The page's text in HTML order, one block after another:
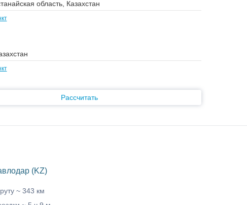
Рассчитать
(KZ)
~ 343 км